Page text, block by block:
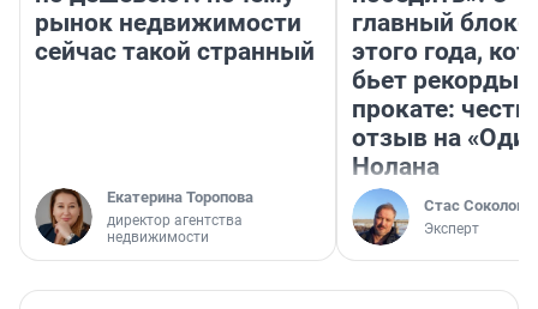
рынок недвижимости
сейчас такой странный
Екатерина Торопова
директор агентства
недвижимости
главный
этого года,
бьет рекорды в
прокате:
отзыв на
Нолана
Стас Соколов
Эксперт